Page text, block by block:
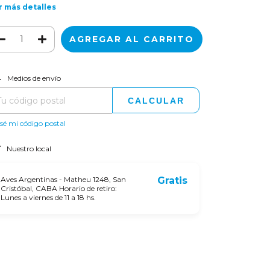
más detalles
para el CP:
Medios de envío
CALCULAR
mi código postal
Nuestro local
Aves Argentinas - Matheu 1248, San
Cristóbal, CABA Horario de retiro:
Lunes a viernes de 11 a 18 hs.
Gratis